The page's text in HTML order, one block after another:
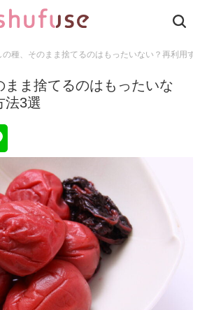
の種、そのまま捨てるのはもったいない？再利用す
まま捨てるのはもったいな
法3選